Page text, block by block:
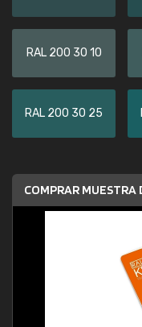
RAL 200 30 10
RAL 200 30 25
COMPRAR MUESTRA